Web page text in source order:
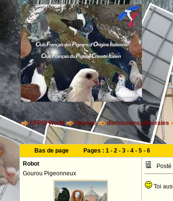
CFPOI World General discussions générales
Bas de page Pages : 1- 2- 3- 4- 5- 6
Robot
Gourou Pigeonneux
Posté
Toi